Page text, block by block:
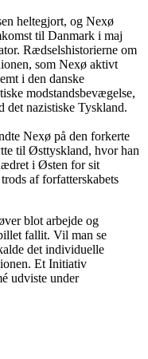
heltegjort, og Nexø
til Danmark i maj
Rædselshistorierne om
som Nexø aktivt
i den danske
modstandsbevægelse,
det nazistiske Tyskland.
Nexø på den forkerte
til Østtyskland, hvor han
i Østen for sit
af forfatterskabets
blot arbejde og
fallit. Vil man se
det individuelle
Et Initiativ
udviste under